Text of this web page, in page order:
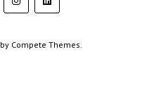
by Compete Themes.